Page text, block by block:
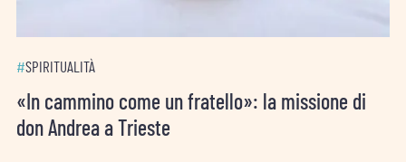
#SPIRITUALITÀ
«In cammino come un fratello»: la missione di
don Andrea a Trieste